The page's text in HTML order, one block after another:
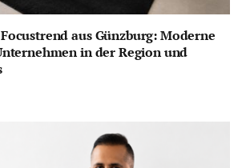
aus Günzburg: Moderne
in der Region und